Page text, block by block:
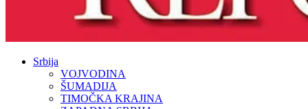
Srbija
VOJVODINA
ŠUMADIJA
TIMOČKA KRAJINA